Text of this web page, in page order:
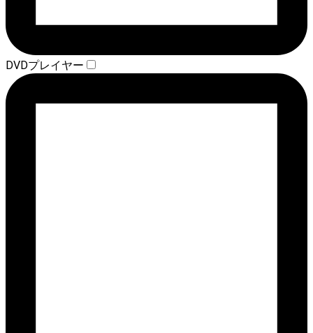
DVDプレイヤー